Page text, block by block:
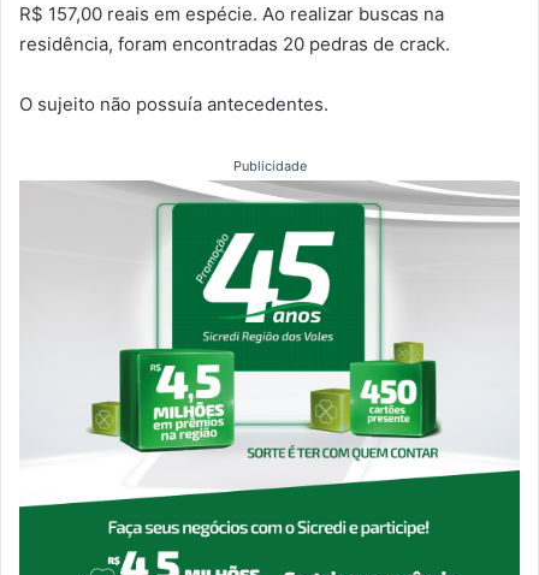
R$ 157,00 reais em espécie. Ao realizar buscas na
residência, foram encontradas 20 pedras de crack.
O sujeito não possuía antecedentes.
Publicidade